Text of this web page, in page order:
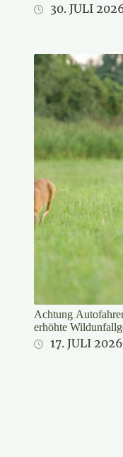
30. JULI
Achtung
erhöhte
17. JULI 2026